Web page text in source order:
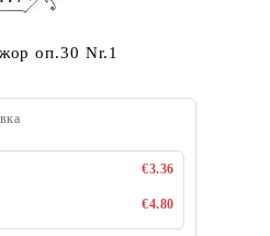
оп.30 Nr.1
€3.36
€4.80